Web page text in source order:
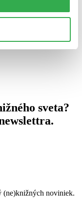
sveta?
(ne)knižných noviniek.